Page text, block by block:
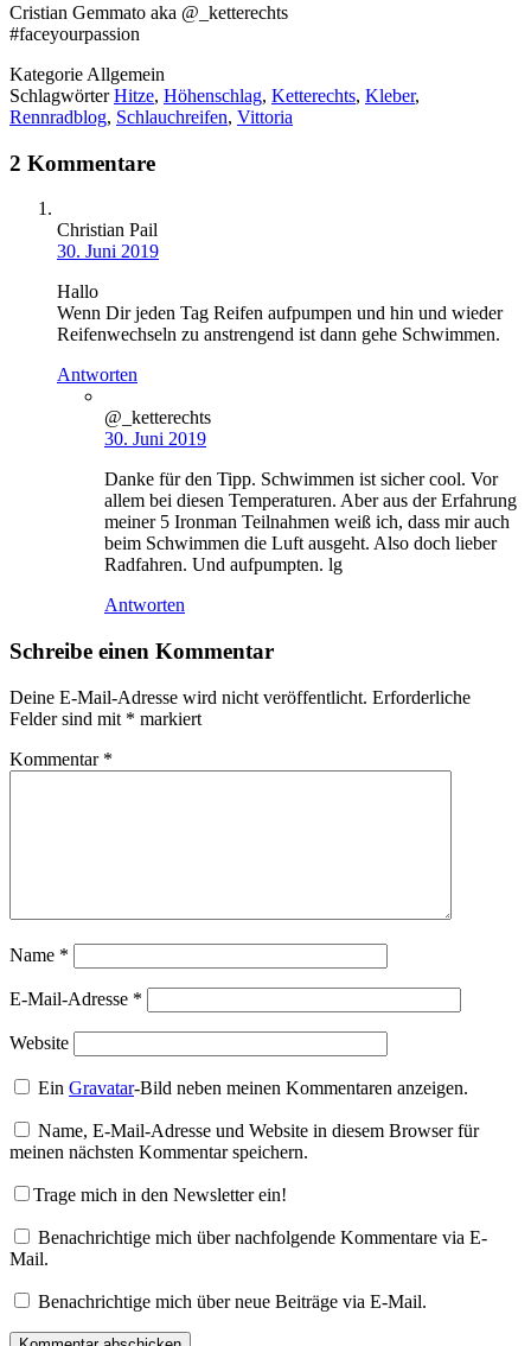
Cristian Gemmato aka @_ketterechts
#faceyourpassion
Kategorie Allgemein
SchlagwörterHitze, Höhenschlag, Ketterechts, Kleber,
Rennradblog, Schlauchreifen, Vittoria
2 Kommentare
Christian Pail
30. Juni 2019
Hallo
Wenn Dir jeden Tag Reifen aufpumpen und hin und wieder
Reifenwechseln zu anstrengend ist dann gehe Schwimmen.
Antworten
@_ketterechts
30. Juni 2019
Danke für den Tipp. Schwimmen ist sicher cool. Vor
allem bei diesen Temperaturen. Aber aus der Erfahrung
meiner 5 Ironman Teilnahmen weiß ich, dass mir auch
beim Schwimmen die Luft ausgeht. Also doch lieber
Radfahren. Und aufpumpten. lg
Antworten
Schreibe einen Kommentar
Deine E-Mail-Adresse wird nicht veröffentlicht. Erforderliche
Felder sind mit * markiert
Kommentar *
Name *
E-Mail-Adresse *
Website
EinGravatar-Bild neben meinen Kommentaren anzeigen.
Name, E-Mail-Adresse und Website in diesem Browser für
meinen nächsten Kommentar speichern.
Trage mich in den Newsletter ein!
Benachrichtige mich über nachfolgende Kommentare via E-
Mail.
Benachrichtige mich über neue Beiträge via E-Mail.